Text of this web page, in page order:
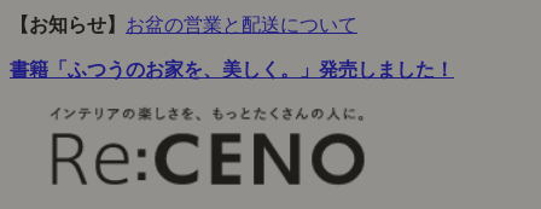
【お知らせ】 お盆の営業と配送について
書籍「ふつうのお家を、美しく。」発売しました！